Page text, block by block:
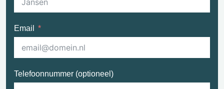
Email
Telefoonnummer (optioneel)